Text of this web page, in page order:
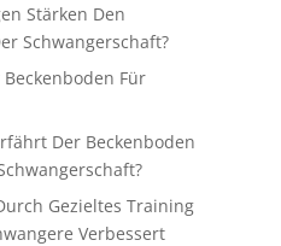
Stärken Den
Schwangerschaft?
Für
Der Beckenboden
Gezieltes Training
Verbessert